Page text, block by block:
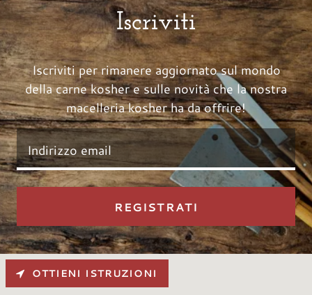
Iscriviti
Iscriviti per rimanere aggiornato sul mondo
della carne kosher e sulle novità che la nostra
macelleria kosher ha da offrire!
Indirizzo email
REGISTRATI
OTTIENI ISTRUZIONI